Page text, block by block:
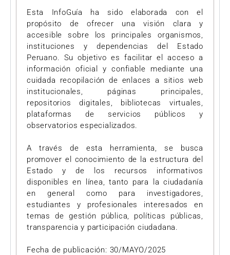
Esta InfoGuía ha sido elaborada con el
propósito de ofrecer una visión clara y
accesible sobre los principales organismos,
instituciones y dependencias del Estado
Peruano. Su objetivo es facilitar el acceso a
información oficial y confiable mediante una
cuidada recopilación de enlaces a sitios web
institucionales, páginas principales,
repositorios digitales, bibliotecas virtuales,
plataformas de servicios públicos y
observatorios especializados.
A través de esta herramienta, se busca
promover el conocimiento de la estructura del
Estado y de los recursos informativos
disponibles en línea, tanto para la ciudadanía
en general como para investigadores,
estudiantes y profesionales interesados en
temas de gestión pública, políticas públicas,
transparencia y participación ciudadana.
Fecha de publicación: 30/MAYO/2025